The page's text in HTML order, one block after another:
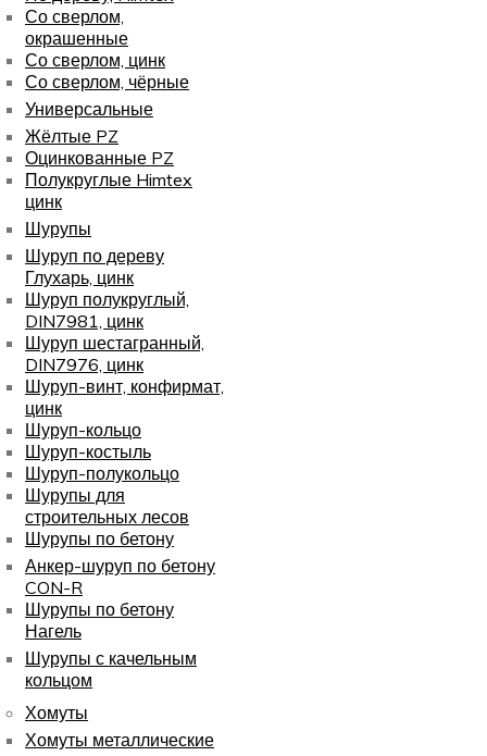
Со сверлом,
окрашенные
Со сверлом, цинк
Со сверлом, чёрные
Универсальные
Жёлтые PZ
Оцинкованные PZ
Полукруглые Himtex
цинк
Шурупы
Шуруп по дереву
Глухарь, цинк
Шуруп полукруглый,
DIN7981, цинк
Шуруп шестагранный,
DIN7976, цинк
Шуруп-винт, конфирмат,
цинк
Шуруп-кольцо
Шуруп-костыль
Шуруп-полукольцо
Шурупы для
строительных лесов
Шурупы по бетону
Анкер-шуруп по бетону
CON-R
Шурупы по бетону
Нагель
Шурупы с качельным
кольцом
Хомуты
Хомуты металлические